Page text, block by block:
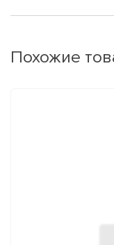
Похожие